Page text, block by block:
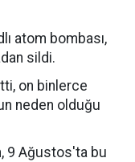
atom bombası,
sildi.
on binlerce
neden olduğu
9 Ağustos'ta bu